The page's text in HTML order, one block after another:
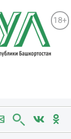
18+